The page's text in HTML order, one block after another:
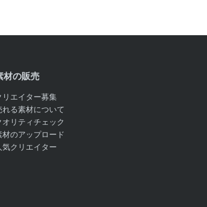
材の販売
リエイター募集
れる素材について
オリティチェック
材のアップロード
気クリエイター